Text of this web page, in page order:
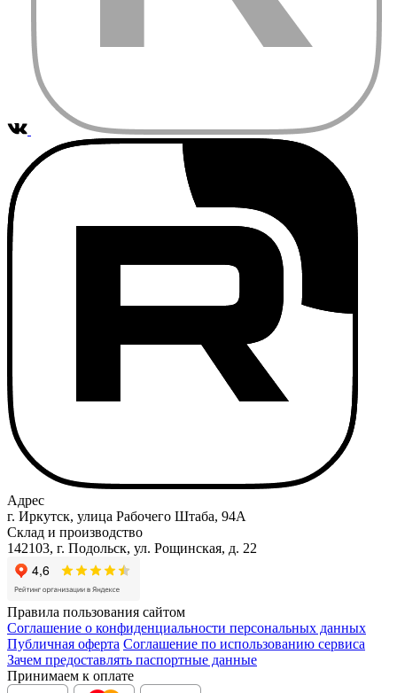
Адрес
г. Иркутск, улица Рабочего Штаба, 94А
Склад и производство
142103, г. Подольск, ул. Рощинская, д. 22
Правила пользования сайтом
Соглашение о конфиденциальности персональных данных
Публичная оферта Соглашение по использованию сервиса
Зачем предоставлять паспортные данные
Принимаем к оплате